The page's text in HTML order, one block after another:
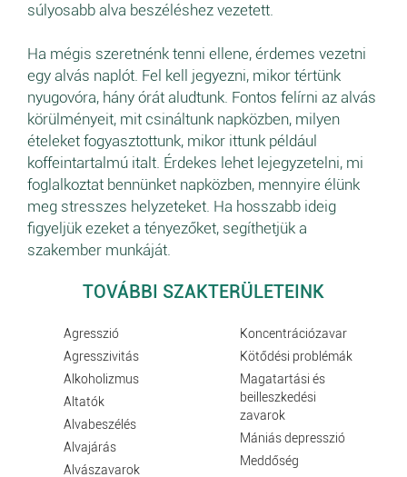
súlyosabb alva beszéléshez vezetett.
Ha mégis szeretnénk tenni ellene, érdemes vezetni
egy alvás naplót. Fel kell jegyezni, mikor tértünk
nyugovóra, hány órát aludtunk. Fontos felírni az alvás
körülményeit, mit csináltunk napközben, milyen
ételeket fogyasztottunk, mikor ittunk például
koffeintartalmú italt. Érdekes lehet lejegyzetelni, mi
foglalkoztat bennünket napközben, mennyire élünk
meg stresszes helyzeteket. Ha hosszabb ideig
figyeljük ezeket a tényezőket, segíthetjük a
szakember munkáját.
TOVÁBBI SZAKTERÜLETEINK
Agresszió
Agresszivitás
Alkoholizmus
Altatók
Alvabeszélés
Alvajárás
Alvászavarok
Koncentrációzavar
Kötődési problémák
Magatartási és
beilleszkedési
zavarok
Mániás depresszió
Meddőség